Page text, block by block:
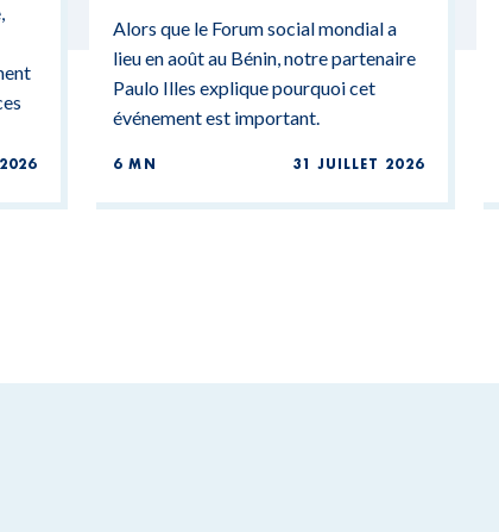
Alors que le Forum social mondial a
lieu en août au Bénin, notre partenaire
Paulo Illes explique pourquoi cet
événement est important.
6 MN 31 JUILLET 2026